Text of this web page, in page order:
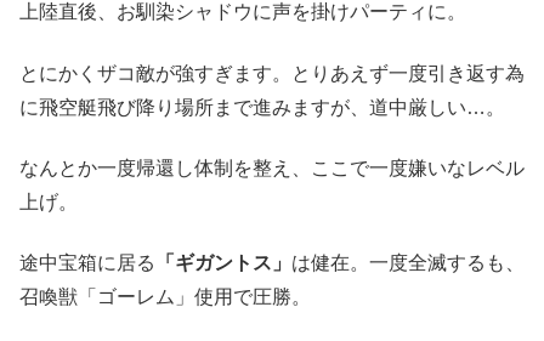
上陸直後、お馴染シャドウに声を掛けパーティに。
とにかくザコ敵が強すぎます。とりあえず一度引き返す為
に飛空艇飛び降り場所まで進みますが、道中厳しい…。
なんとか一度帰還し体制を整え、ここで一度嫌いなレベル
上げ。
途中宝箱に居る 「ギガントス」 は健在。一度全滅するも、
召喚獣「ゴーレム」使用で圧勝。